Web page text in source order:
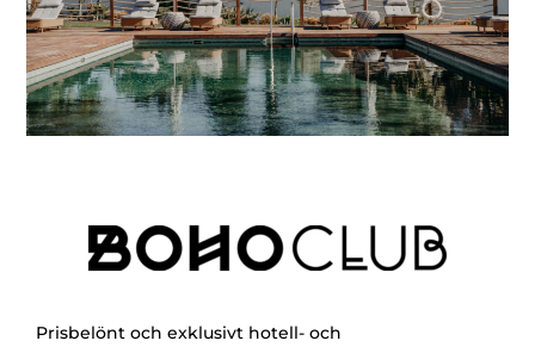
Prisbelönt och exklusivt hotell- och